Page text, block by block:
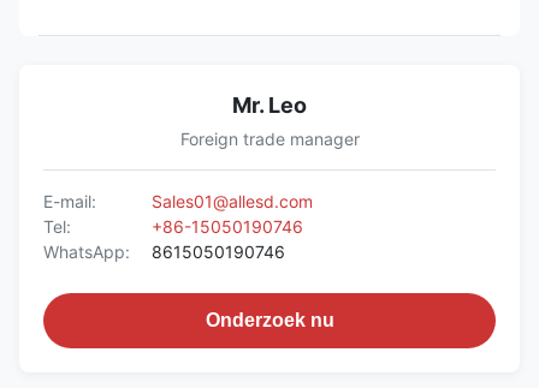
Mr. Leo
Foreign trade manager
E-mail:
Sales01@allesd.com
Tel:
+86-15050190746
WhatsApp:
8615050190746
Onderzoek nu